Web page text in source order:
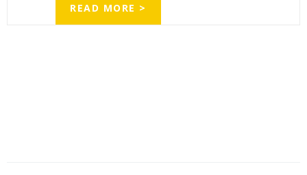
READ MORE >